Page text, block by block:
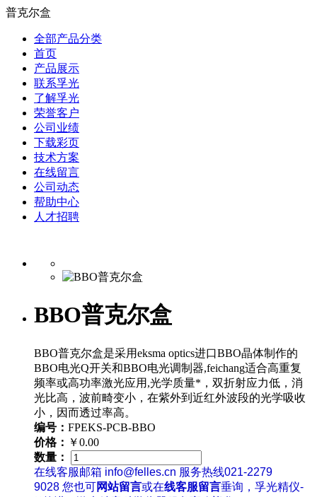
普克尔盒
全部产品分类
首页
产品展示
联系孚光
了解孚光
荣誉客户
公司业绩
下载彩页
技术方案
在线留言
公司动态
帮助中心
人才招聘
BBO普克尔盒
BBO普克尔盒是采用eksma optics进口BBO晶体制作的
BBO电光Q开关和BBO电光调制器,feichang适合高重复
频率或高功率激光应用,光学质量*，双折射应力低，消
光比高，波前畸变小，在紫外到近红外波段的光学吸收
小，因而透过率高。
编号： FPEKS-PCB-BBO
价格： ￥0.00
数量：
在线客服邮箱 info@felles.cn 服务热线021-2279
9028 您也可网站留言或在线客服留言垂询，孚光精仪-